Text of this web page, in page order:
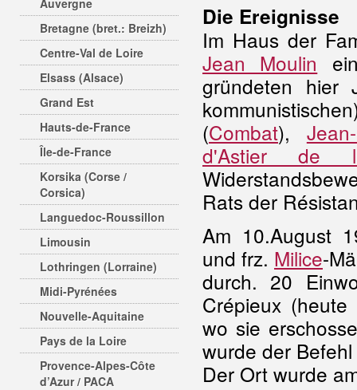
Auvergne
Bretagne (bret.: Breizh)
Centre-Val de Loire
Elsass (Alsace)
Grand Est
Hauts-de-France
Île-de-France
Korsika (Corse /
Corsica)
Languedoc-Roussillon
Limousin
Lothringen (Lorraine)
Midi-Pyrénées
Nouvelle-Aquitaine
Pays de la Loire
Provence-Alpes-Côte
d’Azur / PACA
Die Ereignisse
Im Haus der
Jean Moulin
gründeten hier
(Combat),
d'Astier de
Rats der
Am 10.August
und frz. Milice-
durch. 20
Crépieux
wo sie
wurde der
Der Ort wurde